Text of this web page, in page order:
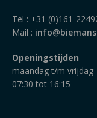
Tel : +31 (0)161-
Mail :
Openingstijden
maandag t/m vrijdag
07:30 tot 16:15